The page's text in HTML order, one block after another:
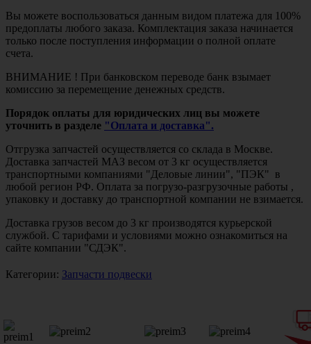
Вы можете воспользоваться данным видом платежа для 100%
предоплаты любого заказа. Комплектация заказа начинается
только после поступления информации о полной оплате
счета.
ВНИМАНИЕ ! При банковском переводе банк взымает
комиссию за перемещение денежных средств.
Порядок оплаты для юридических лиц вы можете
уточнить в разделе "Оплата и доставка".
Отгрузка запчастей осуществляется со склада в Москве.
Доставка запчастей МАЗ весом от 3 кг осуществляется
транспортными компаниями "Деловые линии", "ПЭК" в
любой регион РФ. Оплата за погрузо-разгрузочные работы ,
упаковку и доставку до транспортной компании не взимается.
Доставка грузов весом до 3 кг производятся курьерской
службой. С тарифами и условиями можно ознакомиться на
сайте компании "СДЭК".
Категории: Запчасти подвески